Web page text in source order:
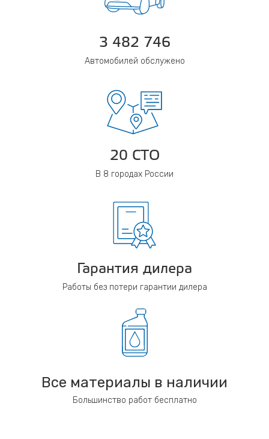
3 482 746
Автомобилей обслужено
20 СТО
В 8 городах России
Гарантия дилера
Работы без потери гарантии дилера
Все материалы в наличии
Большинство работ бесплатно